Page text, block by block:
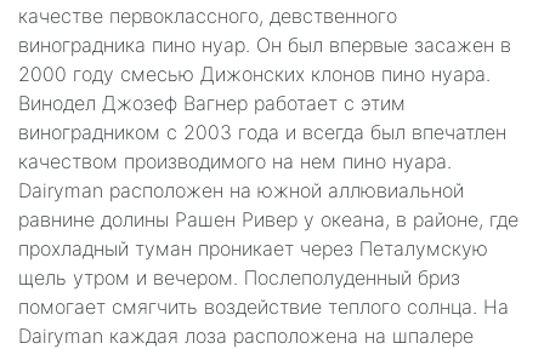
качестве первоклассного, девственного
виноградника пино нуар. Он был впервые засажен в
2000 году смесью Дижонских клонов пино нуара.
Винодел Джозеф Вагнер работает с этим
виноградником с 2003 года и всегда был впечатлен
качеством производимого на нем пино нуара.
Dairyman расположен на южной аллювиальной
равнине долины Рашен Ривер у океана, в районе, где
прохладный туман проникает через Петалумскую
щель утром и вечером. Послеполуденный бриз
помогает смягчить воздействие теплого солнца. На
Dairyman каждая лоза расположена на шпалере